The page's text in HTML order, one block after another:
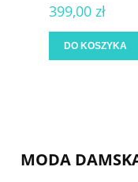
399,00 zł
DO KOSZYKA
MODA